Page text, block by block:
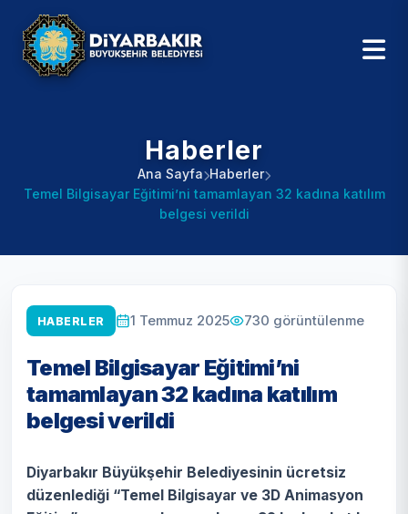
Haberler
Ana Sayfa Haberler
Temel Bilgisayar Eğitimi’ni tamamlayan 32 kadına katılım
belgesi verildi
HABERLER 1 Temmuz 2025 730 görüntülenme
Temel Bilgisayar Eğitimi’ni
tamamlayan 32 kadına katılım
belgesi verildi
Diyarbakır Büyükşehir Belediyesinin ücretsiz
düzenlediği “Temel Bilgisayar ve 3D Animasyon